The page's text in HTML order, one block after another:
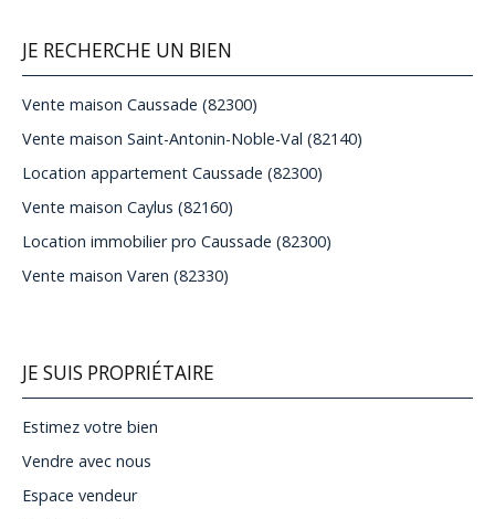
JE RECHERCHE UN BIEN
Vente maison Caussade (82300)
Vente maison Saint-Antonin-Noble-Val (82140)
Location appartement Caussade (82300)
Vente maison Caylus (82160)
Location immobilier pro Caussade (82300)
Vente maison Varen (82330)
JE SUIS PROPRIÉTAIRE
Estimez votre bien
Vendre avec nous
Espace vendeur